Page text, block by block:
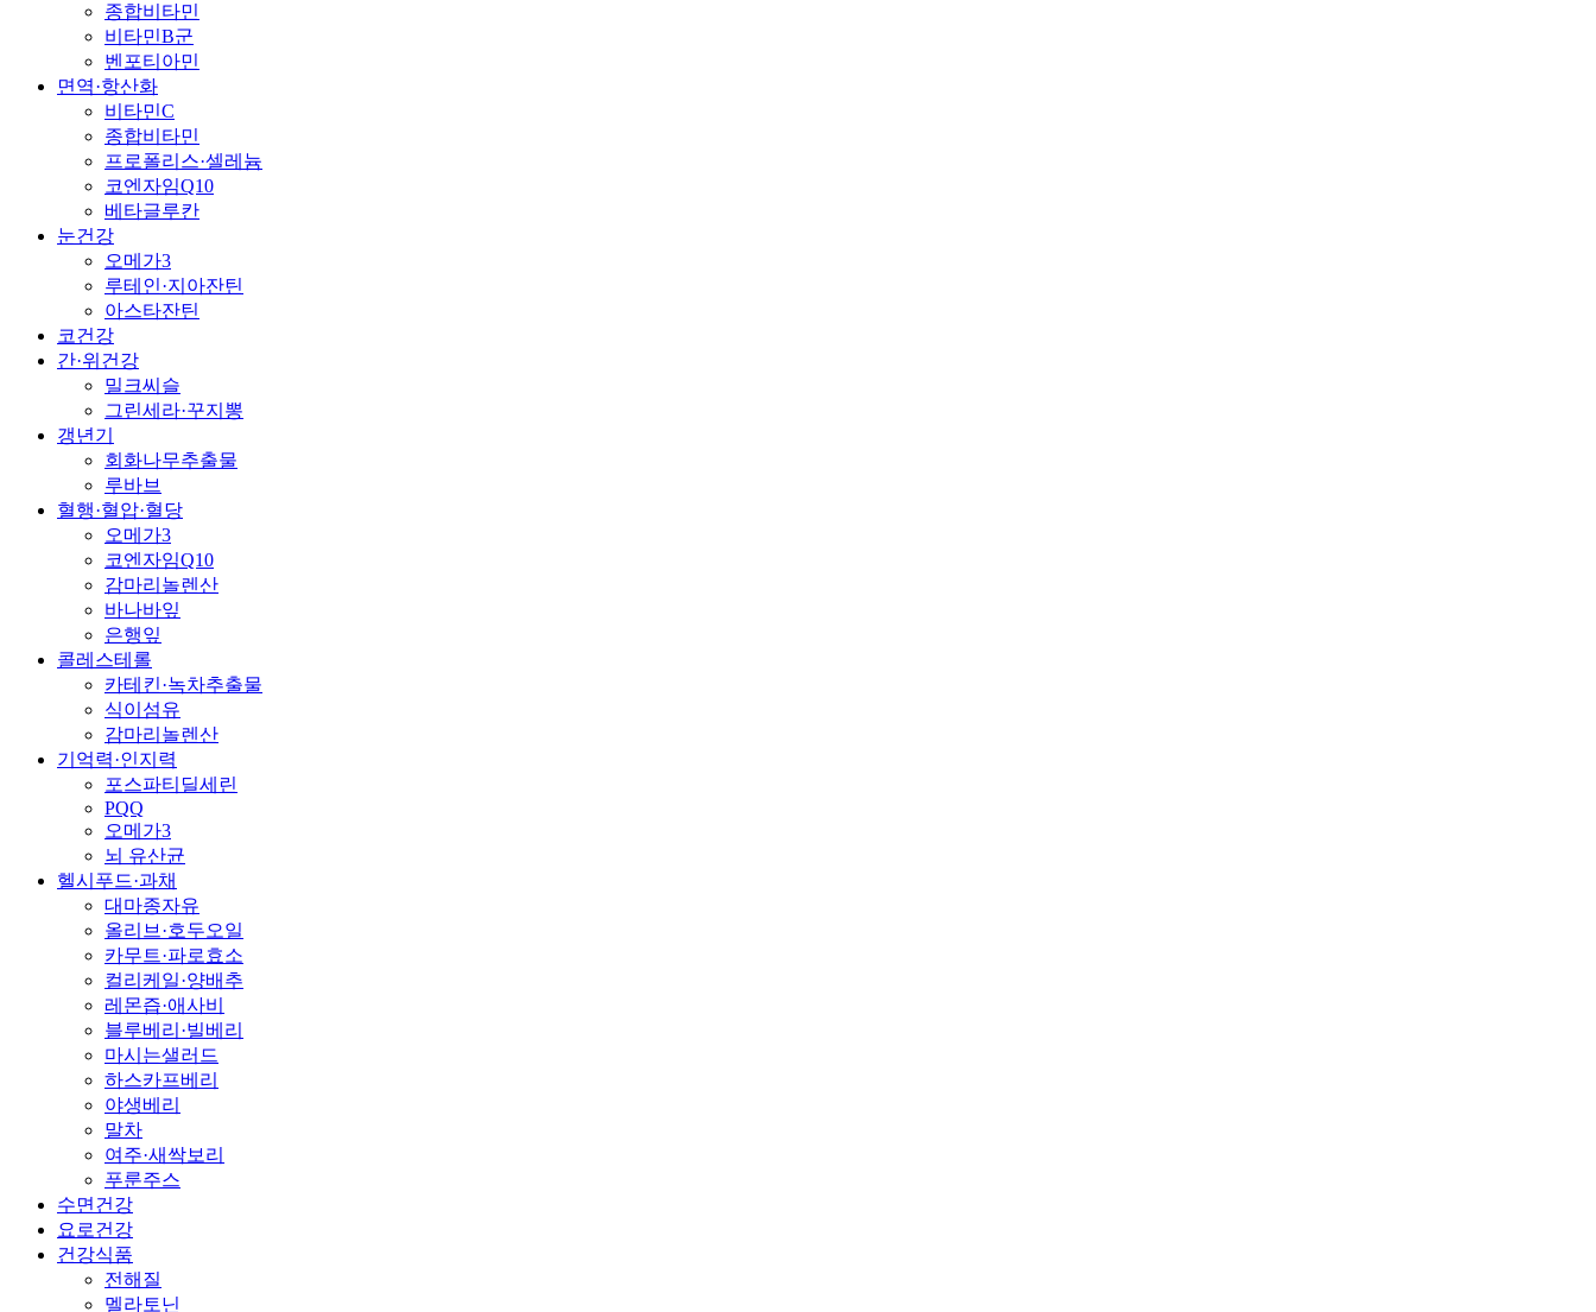
종합비타민
비타민B군
벤포티아민
면역·항산화
비타민C
종합비타민
프로폴리스·셀레늄
코엔자임Q10
베타글루칸
눈건강
오메가3
루테인·지아잔틴
아스타잔틴
코건강
간·위건강
밀크씨슬
그린세라·꾸지뽕
갱년기
회화나무추출물
루바브
혈행·혈압·혈당
오메가3
코엔자임Q10
감마리놀렌산
바나바잎
은행잎
콜레스테롤
카테킨·녹차추출물
식이섬유
감마리놀렌산
기억력·인지력
포스파티딜세린
PQQ
오메가3
뇌 유산균
헬시푸드·과채
대마종자유
올리브·호두오일
카무트·파로효소
컬리케일·양배추
레몬즙·애사비
블루베리·빌베리
마시는샐러드
하스카프베리
야생베리
말차
여주·새싹보리
푸룬주스
수면건강
요로건강
건강식품
전해질
멜라토닌